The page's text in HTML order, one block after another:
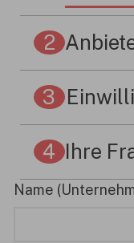
2
3
4 Ihre
Name